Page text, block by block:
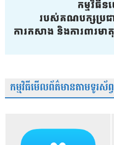
កម្មវិធីមើលព័ត៌មានតាមទូរស័ព្វ